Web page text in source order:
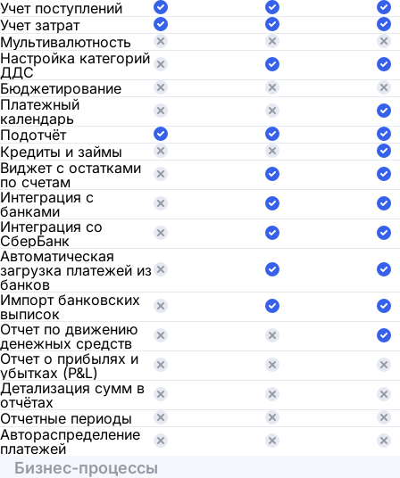
Учет поступлений
Учет затрат
Мультивалютность
Настройка категорий
ДДС
Бюджетирование
Платежный
календарь
Подотчёт
Кредиты и займы
Виджет с остатками
по счетам
Интеграция с
банками
Интеграция со
СберБанк
Автоматическая
загрузка платежей из
банков
Импорт банковских
выписок
Отчет по движению
денежных средств
Отчет о прибылях и
убытках (P&L)
Детализация сумм в
отчётах
Отчетные периоды
Автораспределение
платежей
Бизнес-процессы